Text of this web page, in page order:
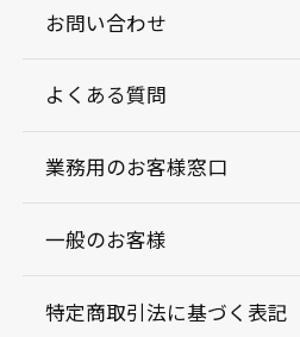
お問い合わせ
よくある質問
業務用のお客様窓口
一般のお客様
特定商取引法に基づく表記